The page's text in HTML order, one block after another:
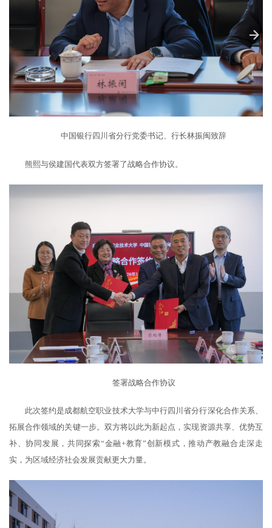
中国银行四川省分行党委书记、行长林振闽致辞
熊熙与侯建国代表双方签署了战略合作协议。
签署战略合作协议
此次签约是成都航空职业技术大学与中行四川省分行深化合作关系、
拓展合作领域的关键一步。双方将以此为新起点，实现资源共享、优势互
补、协同发展，共同探索“金融+教育”创新模式，推动产教融合走深走
实，为区域经济社会发展贡献更大力量。